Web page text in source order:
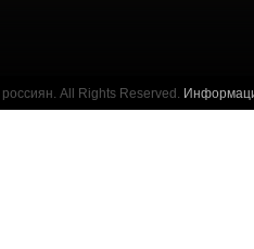
All Rights Reserved.